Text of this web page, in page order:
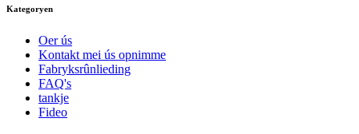
Kategoryen
Oer ús
Kontakt mei ús opnimme
Fabryksrûnlieding
FAQ's
tankje
Fideo